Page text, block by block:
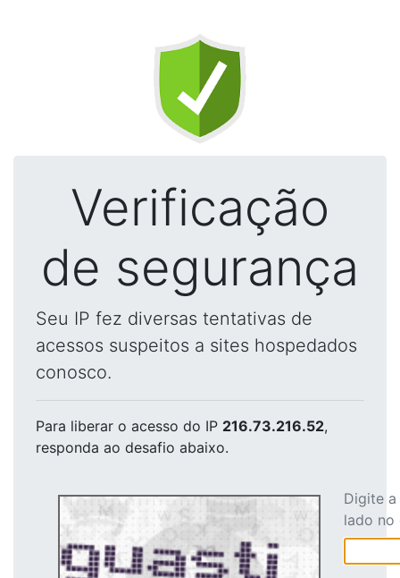
Verificação
de segurança
Seu IP fez diversas tentativas de
acessos suspeitos a sites hospedados
conosco.
Para liberar o acesso do IP 216.73.216.52,
responda ao desafio abaixo.
Digite
lado no